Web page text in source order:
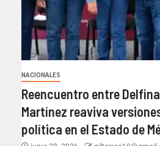
NACIONALES
Reencuentro entre
Martínez reaviva
política en el Estado de